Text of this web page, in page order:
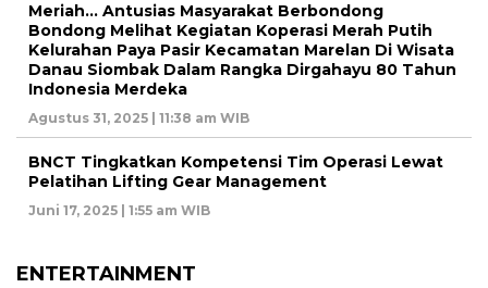
Meriah… Antusias Masyarakat Berbondong
Bondong Melihat Kegiatan Koperasi Merah Putih
Kelurahan Paya Pasir Kecamatan Marelan Di Wisata
Danau Siombak Dalam Rangka Dirgahayu 80 Tahun
Indonesia Merdeka
Agustus 31, 2025 | 11:38 am WIB
BNCT Tingkatkan Kompetensi Tim Operasi Lewat
Pelatihan Lifting Gear Management
Juni 17, 2025 | 1:55 am WIB
ENTERTAINMENT